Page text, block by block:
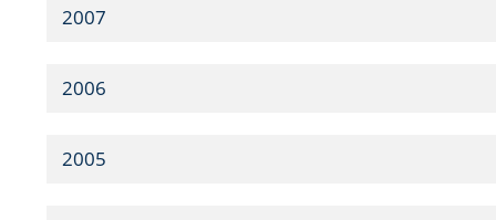
2007
2006
2005